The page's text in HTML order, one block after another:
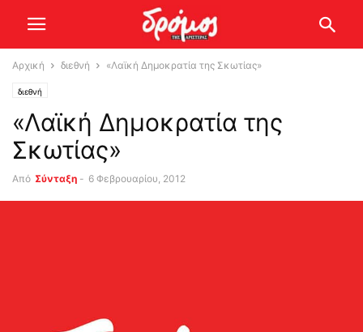
Αρχική διεθνή «Λαϊκή Δημοκρατία της Σκωτίας»
διεθνή
«Λαϊκή Δημοκρατία της
Σκωτίας»
Από Σύνταξη - 6 Φεβρουαρίου, 2012